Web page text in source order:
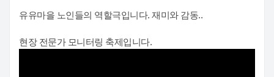
유유마을 노인들의 역할극입니다. 재미와 감동..
현장 전문가 모니터링 축제입니다.